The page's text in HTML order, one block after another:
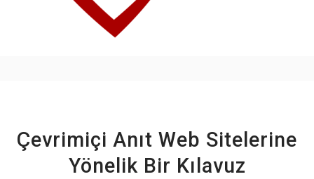
Çevrimiçi Anıt Web Sitelerine
Yönelik Bir Kılavuz